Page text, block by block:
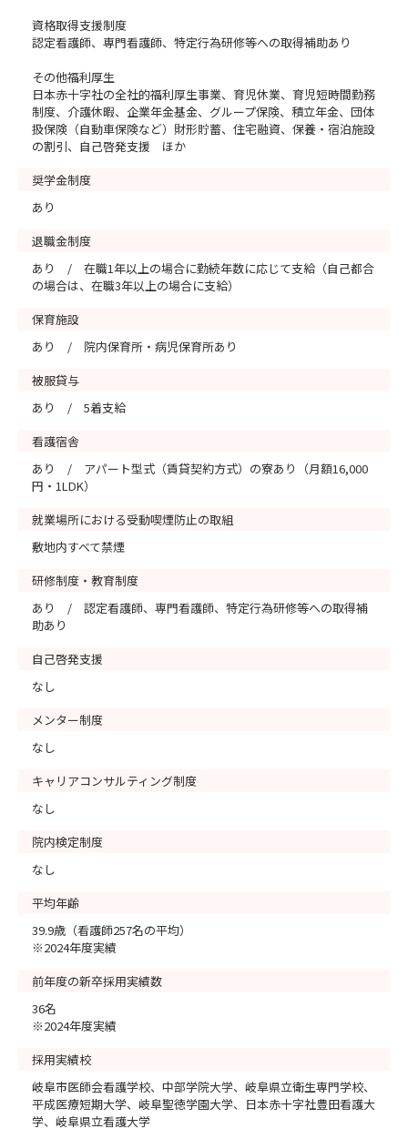
資格取得支援制度
認定看護師、専門看護師、特定行為研修等への取得補助あり
その他福利厚生
日本赤十字社の全社的福利厚生事業、育児休業、育児短時間勤務
制度、介護休暇、企業年金基金、グループ保険、積立年金、団体
扱保険（自動車保険など）財形貯蓄、住宅融資、保養・宿泊施設
の割引、自己啓発支援 ほか
奨学金制度
あり
退職金制度
あり / 在職1年以上の場合に勤続年数に応じて支給（自己都合
の場合は、在職3年以上の場合に支給）
保育施設
あり / 院内保育所・病児保育所あり
被服貸与
あり / 5着支給
看護宿舎
あり / アパート型式（賃貸契約方式）の寮あり（月額16,000
円・1LDK）
就業場所における受動喫煙防止の取組
敷地内すべて禁煙
研修制度・教育制度
あり / 認定看護師、専門看護師、特定行為研修等への取得補
助あり
自己啓発支援
なし
メンター制度
なし
キャリアコンサルティング制度
なし
院内検定制度
なし
平均年齢
39.9歳（看護師257名の平均）
※2024年度実績
前年度の新卒採用実績数
36名
※2024年度実績
採用実績校
岐阜市医師会看護学校、中部学院大学、岐阜県立衛生専門学校、
平成医療短期大学、岐阜聖徳学園大学、日本赤十字社豊田看護大
学、岐阜県立看護大学